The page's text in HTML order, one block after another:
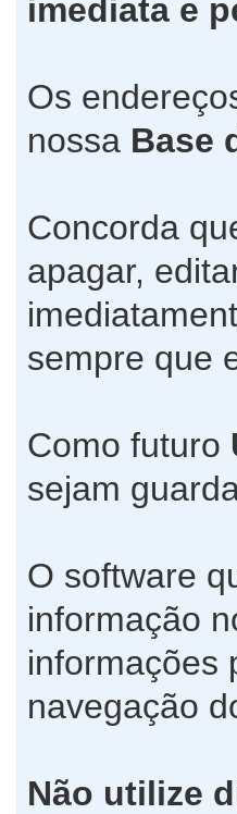
imediata e
Os
nossa Base
Concorda
apagar,
sempre que
Como futuro
sejam
O software
informação
informações
navegação
Não utilize